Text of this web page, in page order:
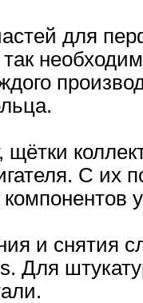
для
С
и снятия
Для